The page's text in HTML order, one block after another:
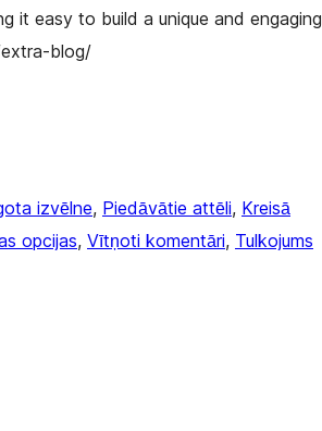
it easy to build a unique and engaging
blog/
izvēlne, Piedāvātie attēli, Kreisā
opcijas, Vītņoti komentāri, Tulkojums